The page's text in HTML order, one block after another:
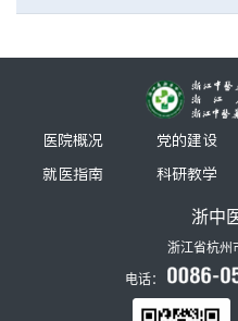
医院概况 党的建设
就医指南
科研教学
浙中
浙江省杭州
电话：